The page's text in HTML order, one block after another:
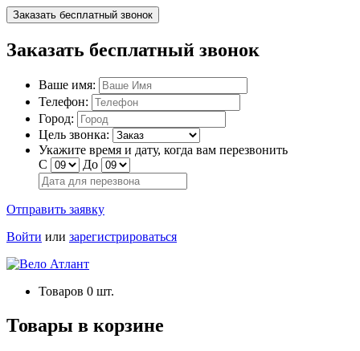
Заказать бесплатный звонок
Заказать бесплатный звонок
Ваше имя:
Телефон:
Город:
Цель звонка:
Укажите время и дату, когда вам перезвонить
С
До
Отправить заявку
Войти или зарегистрироваться
Товаров 0 шт.
Товары в корзине